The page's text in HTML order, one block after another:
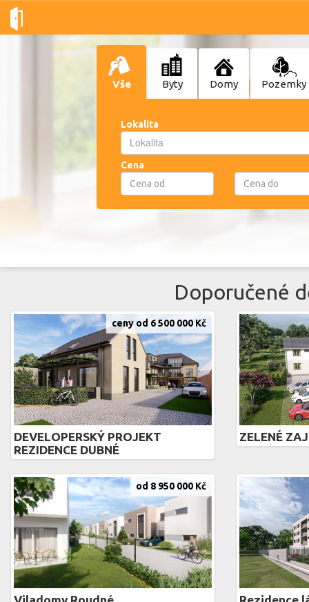
Vše Byty Domy Pozemky
Lokalita
Lokalita
Lokalita
Cena
Doporučené
DEVELOPERSKÝ PROJEKT
REZIDENCE DUBNÉ
ceny od 6 500 000 Kč
ZELENÉ
od 8 950 000 Kč